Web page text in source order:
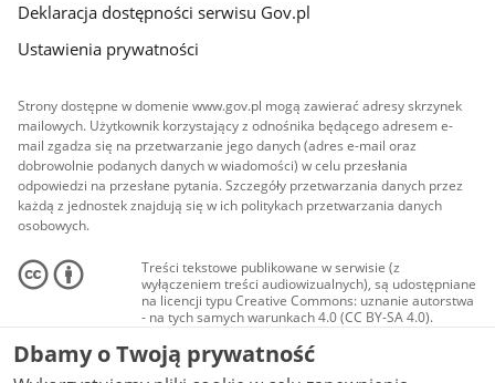
Deklaracja dostępności serwisu Gov.pl
Ustawienia prywatności
Strony dostępne w domenie www.gov.pl mogą zawierać adresy skrzynek
mailowych. Użytkownik korzystający z odnośnika będącego adresem e-
mail zgadza się na przetwarzanie jego danych (adres e-mail oraz
dobrowolnie podanych danych w wiadomości) w celu przesłania
odpowiedzi na przesłane pytania. Szczegóły przetwarzania danych przez
każdą z jednostek znajdują się w ich politykach przetwarzania danych
osobowych.
Treści tekstowe publikowane w serwisie (z
wyłączeniem treści audiowizualnych), są udostępniane
na licencji typu Creative Commons: uznanie autorstwa
- na tych samych warunkach 4.0 (CC BY-SA 4.0).
Materiały audiowizualne, w tym zdjęcia, materiały
audio i wideo, są udostępniane na licencji typu
Creative Commons: uznanie autorstwa użycie
Dbamy o Twoją prywatność